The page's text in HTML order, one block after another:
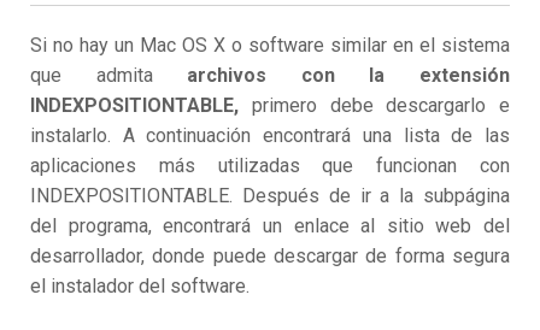
Si no hay un Mac OS X o software similar en el sistema
que admita archivos con la extensión
INDEXPOSITIONTABLE, primero debe descargarlo e
instalarlo. A continuación encontrará una lista de las
aplicaciones más utilizadas que funcionan con
INDEXPOSITIONTABLE. Después de ir a la subpágina
del programa, encontrará un enlace al sitio web del
desarrollador, donde puede descargar de forma segura
el instalador del software.